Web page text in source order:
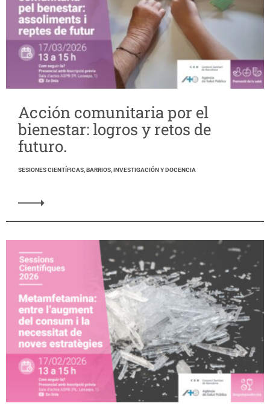
Acción comunitaria por el
bienestar: logros y retos de
futuro.
SESIONES CIENTÍFICAS, BARRIOS, INVESTIGACIÓN Y DOCENCIA